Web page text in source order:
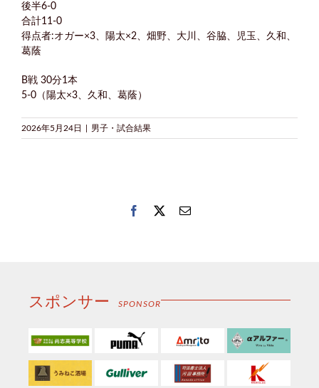
後半6-0
合計11-0
得点者:オガー×3、陽太×2、畑野、大川、谷脇、児玉、久和、
葛蔭
B戦 30分1本
5-0（陽太×3、久和、葛蔭）
2026年5月24日 男子・試合結果
Facebook
Twitter電
スポンサー SPONSOR